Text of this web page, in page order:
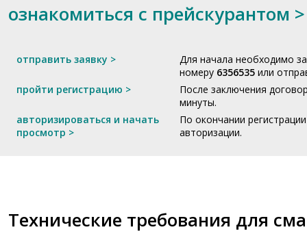
ознакомиться с прейскурантом >
отправить заявку >
Для начала необходимо
номеру 6356535 или
пройти регистрацию >
После заключения
минуты.
авторизироваться и начать
просмотр >
По окончании
авторизации.
Технические требования для